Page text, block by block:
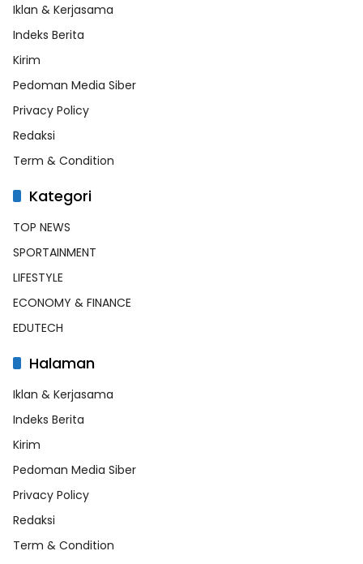
Iklan & Kerjasama
Indeks Berita
Kirim
Pedoman Media Siber
Privacy Policy
Redaksi
Term & Condition
Kategori
TOP NEWS
SPORTAINMENT
LIFESTYLE
ECONOMY & FINANCE
EDUTECH
Halaman
Iklan & Kerjasama
Indeks Berita
Kirim
Pedoman Media Siber
Privacy Policy
Redaksi
Term & Condition